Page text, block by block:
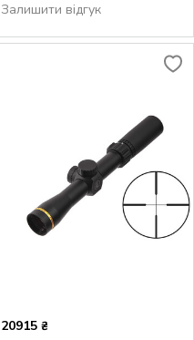
Залишити відгук
20915 ₴